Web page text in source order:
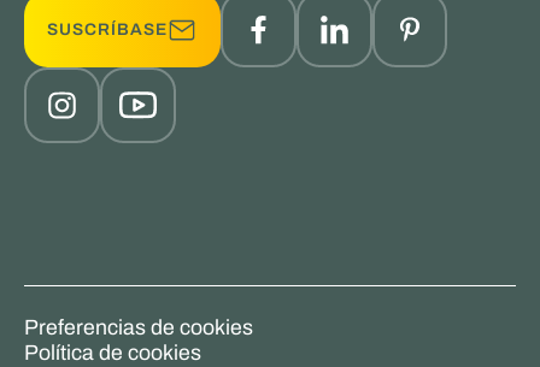
SUSCRÍBASE
Preferencias de cookies
Política de cookies